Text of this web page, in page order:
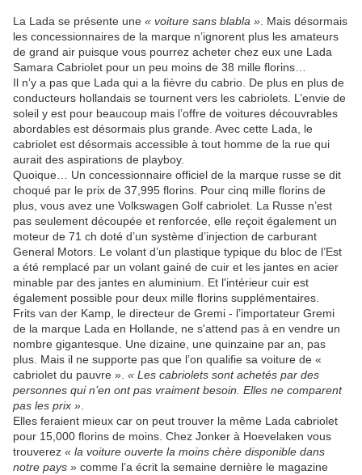
La Lada se présente une « voiture sans blabla » . Mais désormais
les concessionnaires de la marque n’ignorent plus les amateurs
de grand air puisque vous pourrez acheter chez eux une Lada
Samara Cabriolet pour un peu moins de 38 mille florins…
Il n’y a pas que Lada qui a la fièvre du cabrio. De plus en plus de
conducteurs hollandais se tournent vers les cabriolets. L’envie de
soleil y est pour beaucoup mais l’offre de voitures découvrables
abordables est désormais plus grande. Avec cette Lada, le
cabriolet est désormais accessible à tout homme de la rue qui
aurait des aspirations de playboy.
Quoique… Un concessionnaire officiel de la marque russe se dit
choqué par le prix de 37,995 florins. Pour cinq mille florins de
plus, vous avez une Volkswagen Golf cabriolet. La Russe n’est
pas seulement découpée et renforcée, elle reçoit également un
moteur de 71 ch doté d’un système d’injection de carburant
General Motors. Le volant d’un plastique typique du bloc de l’Est
a été remplacé par un volant gainé de cuir et les jantes en acier
minable par des jantes en aluminium. Et l'intérieur cuir est
également possible pour deux mille florins supplémentaires.
Frits van der Kamp, le directeur de Gremi - l’importateur Gremi
de la marque Lada en Hollande, ne s'attend pas à en vendre un
nombre gigantesque. Une dizaine, une quinzaine par an, pas
plus. Mais il ne supporte pas que l’on qualifie sa voiture de «
cabriolet du pauvre ». « Les cabriolets sont achetés par des
personnes qui n’en ont pas vraiment besoin. Elles ne comparent
pas les prix »
Elles feraient mieux car on peut trouver la même Lada cabriolet
pour 15,000 florins de moins. Chez Jonker à Hoevelaken vous
trouverez « la voiture ouverte la moins chère disponible dans
notre pays » comme l’a écrit la semaine dernière le magazine